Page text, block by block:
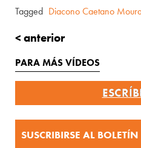
Tagged Diacono Caetano
< anterior
PARA MÁS VÍDEOS
SUSCRIBIRSE AL BOLETÍN